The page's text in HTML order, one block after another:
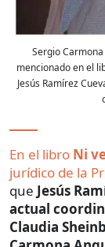
Sergio
mencionado en el
Jesús Ramírez
En el libro Ni
jurídico de la
que Jesús
actual
Claudia